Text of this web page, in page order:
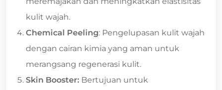
kulit wajah.
Chemical Peeling: Pengelupasan kulit wajah
dengan cairan kimia yang aman untuk
merangsang regenerasi kulit.
Skin Booster: Bertujuan untuk